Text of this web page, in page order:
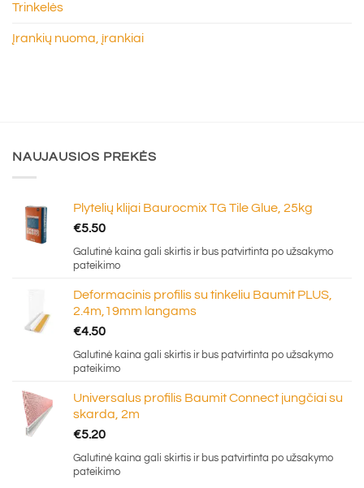
Trinkelės
Įrankių nuoma, įrankiai
NAUJAUSIOS PREKĖS
Plytelių klijai Baurocmix TG Tile Glue, 25kg
€5.50
Galutinė kaina gali skirtis ir bus patvirtinta po užsakymo
pateikimo
Deformacinis profilis su tinkeliu Baumit PLUS,
2.4m,19mm langams
€4.50
Galutinė kaina gali skirtis ir bus patvirtinta po užsakymo
pateikimo
Universalus profilis Baumit Connect jungčiai su
skarda, 2m
€5.20
Galutinė kaina gali skirtis ir bus patvirtinta po užsakymo
pateikimo